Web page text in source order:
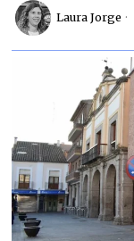
Laura Jorge